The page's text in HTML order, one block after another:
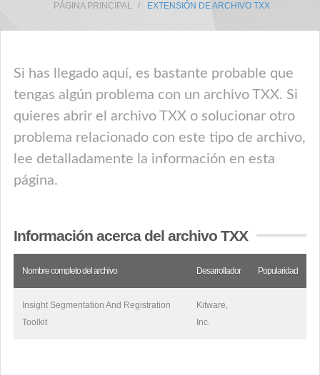
PÁGINA PRINCIPAL EXTENSIÓN DE ARCHIVO TXX
Si has llegado aquí, es bastante probable que
tengas algún problema con un archivo TXX. Si
quieres abrir el archivo TXX o solucionar otro
problema relacionado con este tipo de archivo,
lee detalladamente la información en esta
página.
Información acerca del archivo TXX
Nombre completo del archivo Desarrollador Popularidad
Insight Segmentation And Registration
Toolkit
Kitware,
Inc.